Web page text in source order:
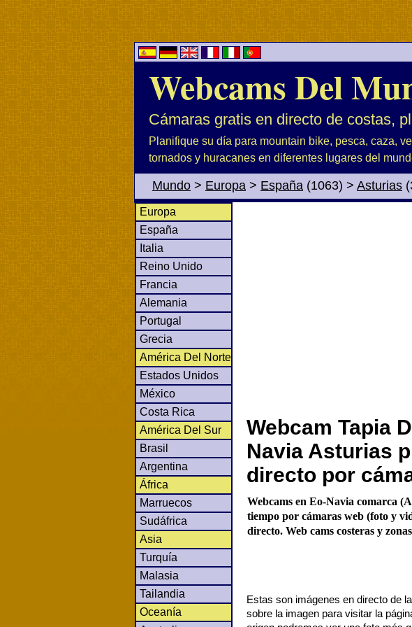
Webcams Del
Cámaras gratis en directo de costas,
Planifique su día para mountain bike, pesca, caza,
tornados y huracanes en diferentes lugares del
Mundo > Europa > España (1063) > Asturias
Europa
España
Italia
Reino Unido
Francia
Alemania
Portugal
Grecia
América Del Norte
Estados Unidos
México
Costa Rica
América Del Sur
Brasil
Argentina
África
Marruecos
Sudáfrica
Asia
Turquía
Malasia
Tailandia
Oceanía
Webcam Tapia
Navia Asturias
directo por
Webcams en Eo-Navia comarca
tiempo por cámaras web (foto y
directo. Web cams costeras y
Estas son imágenes en directo de
sobre la imagen para visitar la